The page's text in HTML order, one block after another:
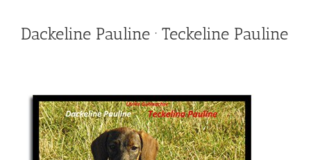
Dackeline Pauline · Teckeline Pauline